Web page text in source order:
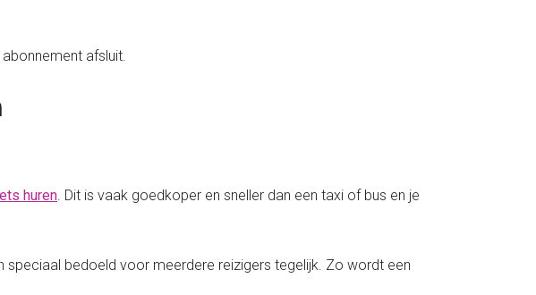
afsluit.
huren. Dit is vaak goedkoper en sneller dan een taxi of bus en je
speciaal bedoeld voor meerdere reizigers tegelijk. Zo wordt een